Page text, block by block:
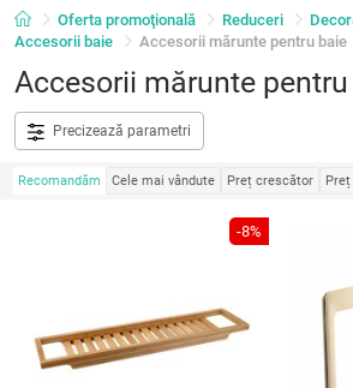
Oferta promoţională Reduceri
Accesorii baie
Accesorii mărunte pentru baie
Accesorii mărunte
Precizează parametri
Recomandăm Cele mai vândute Preț crescător
-8%